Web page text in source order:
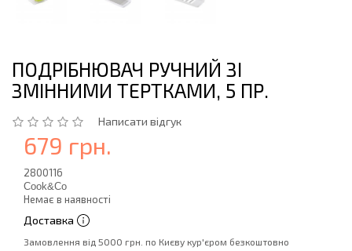
ПОДРІБНЮВАЧ РУЧНИЙ ЗІ
ЗМІННИМИ ТЕРТКАМИ, 5 ПР.
Написати відгук
679 грн.
2800116
Cook&Co
Немає в наявності
Доставка
Замовлення від 5000 грн. по Києву кур'єром безкоштовно